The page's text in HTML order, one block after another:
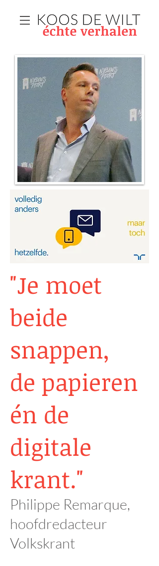
"Je moet
beide
snappen,
de papieren
én de
digitale
krant."
Philippe Remarque,
hoofdredacteur
Volkskrant